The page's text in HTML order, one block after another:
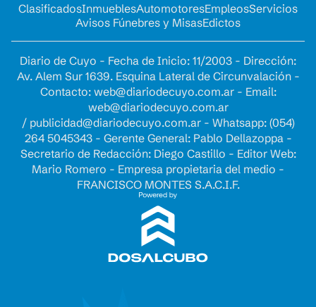
ClasificadosInmueblesAutomotoresEmpleosServicios
Avisos Fúnebres y MisasEdictos
Diario de Cuyo - Fecha de Inicio: 11/2003 - Dirección:
Av. Alem Sur 1639. Esquina Lateral de Circunvalación -
Contacto: web@diariodecuyo.com.ar- Email:
web@diariodecuyo.com.ar
/ publicidad@diariodecuyo.com.ar- Whatsapp: (054)
264 5045343 - Gerente General: Pablo Dellazoppa -
Secretario de Redacción: Diego Castillo - Editor Web:
Mario Romero - Empresa propietaria del medio -
FRANCISCO MONTES S.A.C.I.F.